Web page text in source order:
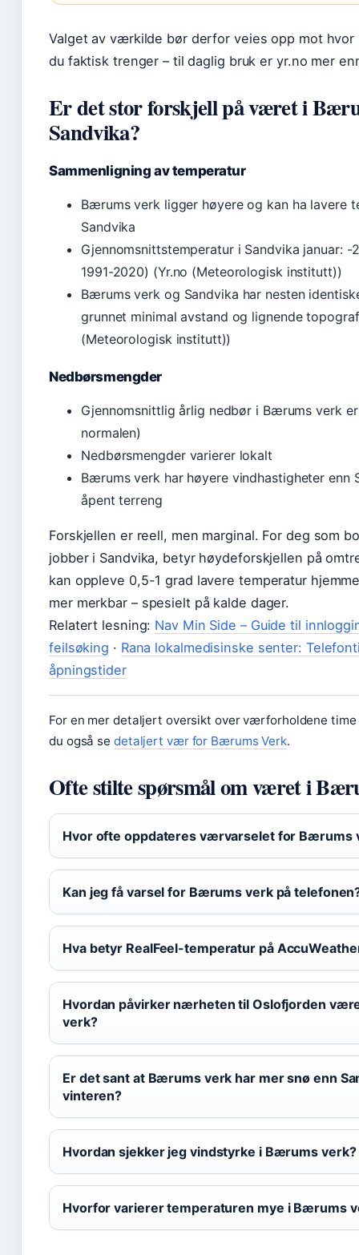
Valget av værkilde bør derfor veies opp mot hvor
du faktisk trenger – til daglig bruk er yr.no mer
Er det stor forskjell på været i
Sandvika?
Sammenligning av temperatur
Bærums verk ligger høyere og kan ha lavere
Sandvika
Gjennomsnittstemperatur i Sandvika januar: -
1991-2020) (Yr.no (Meteorologisk institutt))
Bærums verk og Sandvika har nesten
grunnet minimal avstand og lignende
(Meteorologisk institutt))
Nedbørsmengder
Gjennomsnittlig årlig nedbør i Bærums verk
normalen)
Nedbørsmengder varierer lokalt
Bærums verk har høyere vindhastigheter enn
åpent terreng
Forskjellen er reell, men marginal. For deg som
jobber i Sandvika, betyr høydeforskjellen på
kan oppleve 0,5-1 grad lavere temperatur
mer merkbar – spesielt på kalde dager.
Relatert lesning: Nav Min Side – Guide til
feilsøking · Rana lokalmedisinske senter:
åpningstider
For en mer detaljert oversikt over værforholdene time
du også se detaljert vær for Bærums Verk.
Ofte stilte spørsmål om været i
Hvor ofte oppdateres værvarselet for Bærums
Kan jeg få varsel for Bærums verk på
Hva betyr RealFeel-temperatur på
Hvordan påvirker nærheten til Oslofjorden
verk?
Er det sant at Bærums verk har mer snø enn
vinteren?
Hvordan sjekker jeg vindstyrke i Bærums verk?
Hvorfor varierer temperaturen mye i Bærums